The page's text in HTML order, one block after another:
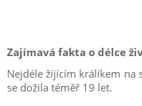
Zajímavá fakta o délce
Nejdéle žijícím králíkem na
se dožila téměř 19 let.